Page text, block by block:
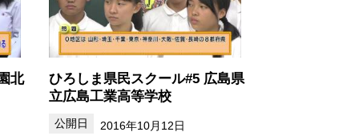
北
ひろしま県民スクール#5 広島県
立広島工業高等学校
2016年10月12日